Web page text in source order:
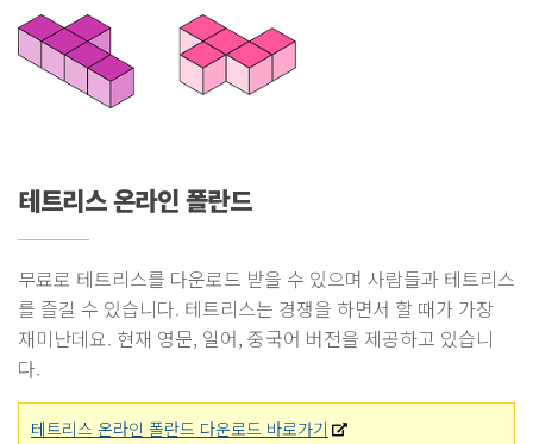
테트리스 온라인 폴란드
무료로 테트리스를 다운로드 받을 수 있으며 사람들과 테트리스
를 즐길 수 있습니다. 테트리스는 경쟁을 하면서 할 때가 가장
재미난데요. 현재 영문, 일어, 중국어 버전을 제공하고 있습니
다.
테트리스 온라인 폴란드 다운로드 바로가기